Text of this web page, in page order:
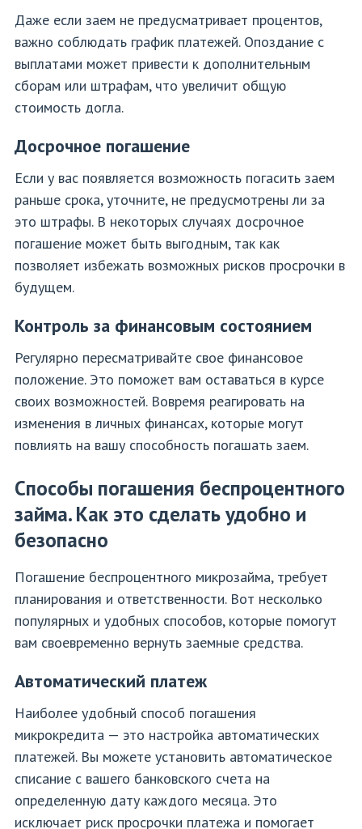
Даже если заем не предусматривает процентов,
важно соблюдать график платежей. Опоздание с
выплатами может привести к дополнительным
сборам или штрафам, что увеличит общую
стоимость догла.
Досрочное погашение
Если у вас появляется возможность погасить заем
раньше срока, уточните, не предусмотрены ли за
это штрафы. В некоторых случаях досрочное
погашение может быть выгодным, так как
позволяет избежать возможных рисков просрочки в
будущем.
Контроль за финансовым состоянием
Регулярно пересматривайте свое финансовое
положение. Это поможет вам оставаться в курсе
своих возможностей. Вовремя реагировать на
изменения в личных финансах, которые могут
повлиять на вашу способность погашать заем.
Способы погашения беспроцентного
займа. Как это сделать удобно и
безопасно
Погашение беспроцентного микрозайма, требует
планирования и ответственности. Вот несколько
популярных и удобных способов, которые помогут
вам своевременно вернуть заемные средства.
Автоматический платеж
Наиболее удобный способ погашения
микрокредита — это настройка автоматических
платежей. Вы можете установить автоматическое
списание с вашего банковского счета на
определенную дату каждого месяца. Это
исключает риск просрочки платежа и помогает